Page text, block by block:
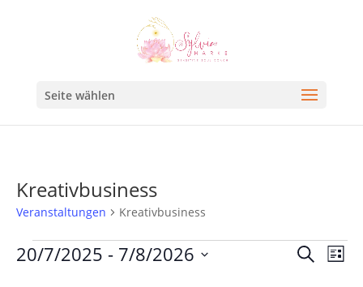
Seite wählen
Kreativbusiness
Veranstaltungen Kreativbusiness
SucheListe
20/7/2025 - 7/8/2026